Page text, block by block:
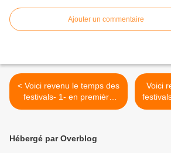
Ajouter un commentaire
< Voici revenu le temps des
festivals- 1- en première
ligne
Voici
Hébergé par Overblog